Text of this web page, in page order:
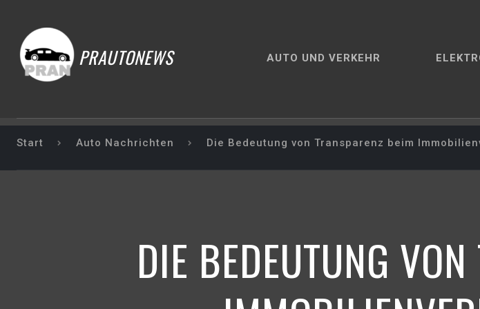
PRAUTONEWS AUTO UND VERKEHR
Start Auto Nachrichten Die Bedeutung von Transparenz beim
DIE BEDEUTUNG